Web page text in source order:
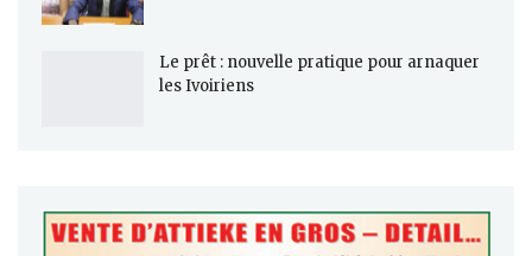
Le prêt : nouvelle pratique pour arnaquer
les Ivoiriens